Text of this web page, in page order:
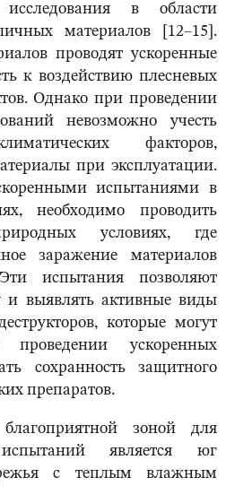
исследования в области
материалов [12–15].
проводят ускоренные
к воздействию плесневых
Однако при проведении
невозможно учесть
факторов,
при эксплуатации.
испытаниями в
необходимо проводить
условиях, где
заражение материалов
испытания позволяют
и выявлять активные виды
которые могут
проведении ускоренных
сохранность защитного
препаратов.
зоной для
является юг
с теплым влажным